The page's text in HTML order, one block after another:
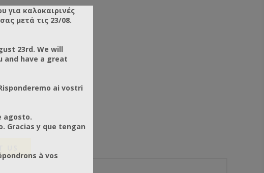
για καλοκαιρινές
μετά τις 23/08.
23rd. We will
and have a great
ai vostri
agosto.
Gracias y que tengan
à vos